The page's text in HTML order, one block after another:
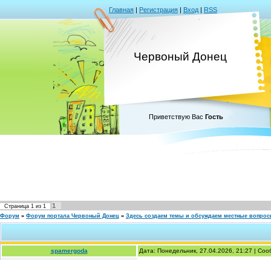
Главная | Регистрация | Вход | RSS
Червоный Донец
Приветствую Вас Гость
Страница 1 из 1 1
Форум » Форум портала Червоный Донец » Здесь создаем темы и обсуждаем местные
spamergoda Дата: Понедельник, 27.04.2026, 21:27 |